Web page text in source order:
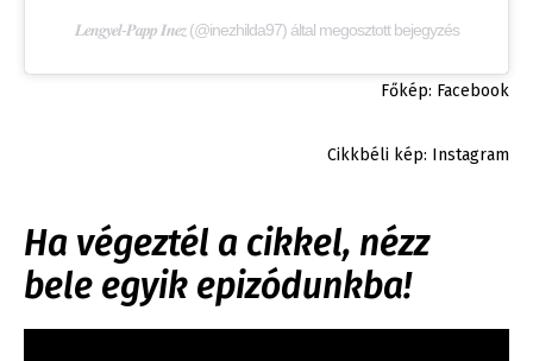
𝑳𝒆𝒏𝒈𝒚𝒆𝒍-𝑷𝒂𝒑𝒑 𝑰𝒏𝒆𝒛 (@inezhilda97) által megosztott bejegyzés
Főkép: Facebook
Cikkbéli kép: Instagram
Ha végeztél a cikkel, nézz
bele egyik epizódunkba!